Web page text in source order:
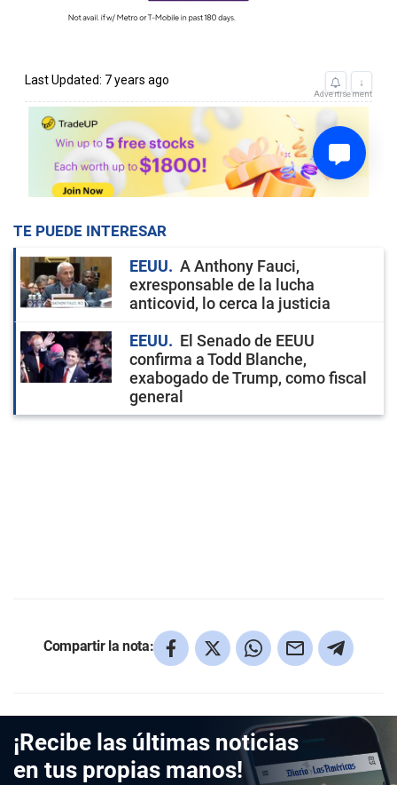
TE PUEDE INTERESAR
EEUU
A Anthony Fauci,
exresponsable de la lucha
anticovid, lo cerca la justicia
EEUU
El Senado de EEUU
confirma a Todd Blanche,
exabogado de Trump, como fiscal
general
Compartir la nota:
¡Recibe las últimas noticias
en tus propias manos!